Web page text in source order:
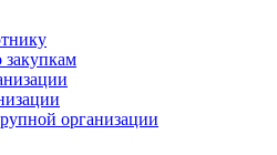
организации